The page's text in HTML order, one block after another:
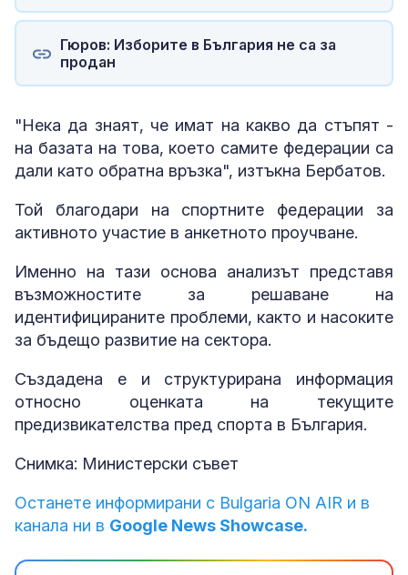
Гюров: Изборите в България не са за
продан
"Нека да знаят, че имат на какво да стъпят -
на базата на това, което самите федерации са
дали като обратна връзка", изтъкна Бербатов.
Той благодари на спортните федерации за
активното участие в анкетното проучване.
Именно на тази основа анализът представя
възможностите за решаване на
идентифицираните проблеми, както и насоките
за бъдещо развитие на сектора.
Създадена е и структурирана информация
относно оценката на текущите
предизвикателства пред спорта в България.
Снимка: Министерски съвет
Останете информирани с Bulgaria ON AIR и в
канала ни в Google News Showcase.